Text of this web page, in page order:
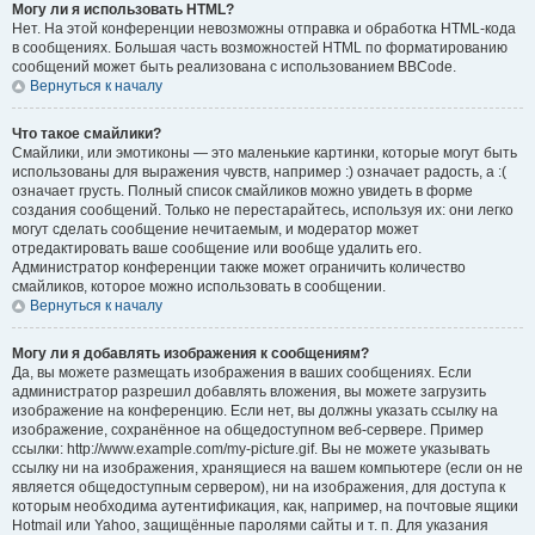
Могу ли я использовать HTML?
Нет. На этой конференции невозможны отправка и обработка HTML-кода
в сообщениях. Большая часть возможностей HTML по форматированию
сообщений может быть реализована с использованием BBCode.
Вернуться к началу
Что такое смайлики?
Смайлики, или эмотиконы — это маленькие картинки, которые могут быть
использованы для выражения чувств, например :) означает радость, а :(
означает грусть. Полный список смайликов можно увидеть в форме
создания сообщений. Только не перестарайтесь, используя их: они легко
могут сделать сообщение нечитаемым, и модератор может
отредактировать ваше сообщение или вообще удалить его.
Администратор конференции также может ограничить количество
смайликов, которое можно использовать в сообщении.
Вернуться к началу
Могу ли я добавлять изображения к сообщениям?
Да, вы можете размещать изображения в ваших сообщениях. Если
администратор разрешил добавлять вложения, вы можете загрузить
изображение на конференцию. Если нет, вы должны указать ссылку на
изображение, сохранённое на общедоступном веб-сервере. Пример
ссылки: http://www.example.com/my-picture.gif. Вы не можете указывать
ссылку ни на изображения, хранящиеся на вашем компьютере (если он не
является общедоступным сервером), ни на изображения, для доступа к
которым необходима аутентификация, как, например, на почтовые ящики
Hotmail или Yahoo, защищённые паролями сайты и т. п. Для указания